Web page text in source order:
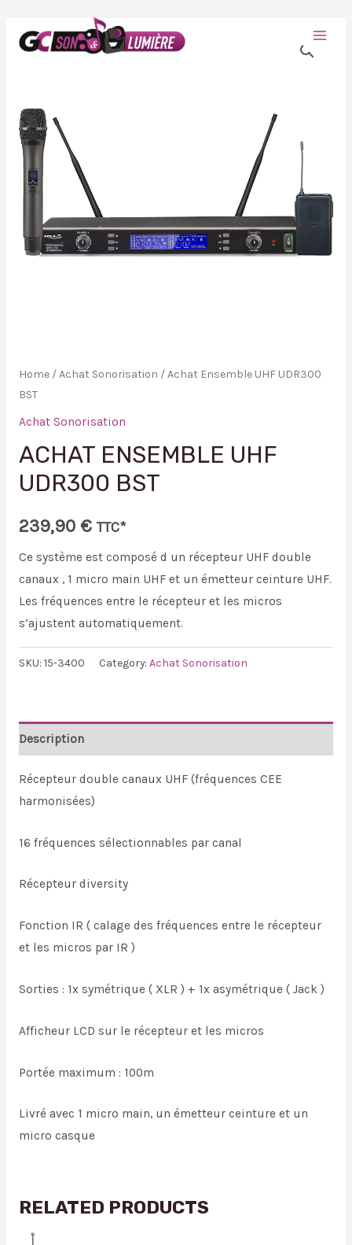
Home/Achat Sonorisation / Achat Ensemble UHF UDR300
BST
Achat Sonorisation
ACHAT ENSEMBLE UHF
UDR300 BST
239,90 € TTC*
Ce système est composé d un récepteur UHF double
canaux , 1 micro main UHF et un émetteur ceinture UHF.
Les fréquences entre le récepteur et les micros
s’ajustent automatiquement.
SKU: 15-3400 Category: Achat Sonorisation
Description
Récepteur double canaux UHF (fréquences CEE
harmonisées)
16 fréquences sélectionnables par canal
Récepteur diversity
Fonction IR ( calage des fréquences entre le récepteur
et les micros par IR )
Sorties : 1x symétrique ( XLR ) + 1x asymétrique ( Jack )
Afficheur LCD sur le récepteur et les micros
Portée maximum : 100m
Livré avec 1 micro main, un émetteur ceinture et un
micro casque
RELATED PRODUCTS